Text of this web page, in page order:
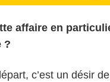
affaire en
?
c’est un désir